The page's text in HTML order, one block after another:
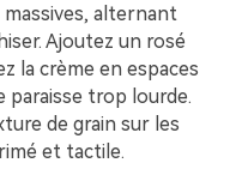
alternant
Ajoutez un rosé
la crème en espaces
paraisse trop lourde.
de grain sur les
et tactile.